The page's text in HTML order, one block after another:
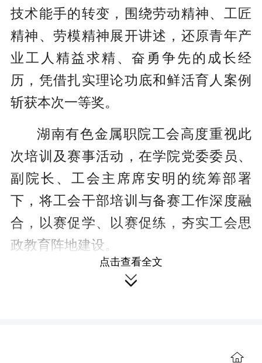
技术能手的转变，围绕劳动精神、工匠
精神、劳模精神展开讲述，还原青年产
业工人精益求精、奋勇争先的成长经
历，凭借扎实理论功底和鲜活育人案例
斩获本次一等奖。
湖南有色金属职院工会高度重视此
次培训及赛事活动，在学院党委委员、
副院长、工会主席席安明的统筹部署
下，将工会干部培训与备赛工作深度融
合，以赛促学、以赛促练，夯实工会思
政教育阵地建设。
备赛阶段，湖南有色金属职院离退
点击查看全文
